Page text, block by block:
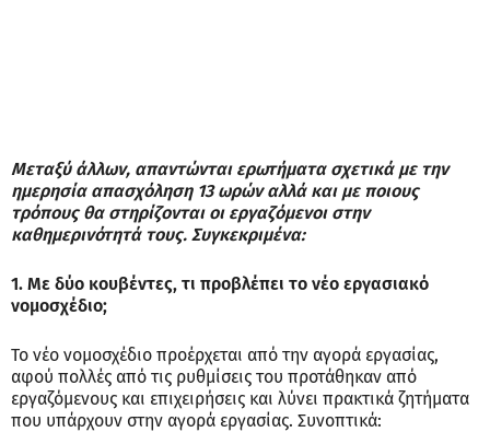
Μεταξύ άλλων, απαντώνται ερωτήματα σχετικά με την
ημερησία απασχόληση 13 ωρών αλλά και με ποιους
τρόπους θα στηρίζονται οι εργαζόμενοι στην
καθημερινότητά τους. Συγκεκριμένα:
1. Με δύο κουβέντες, τι προβλέπει το νέο εργασιακό
νομοσχέδιο;
Το νέο νομοσχέδιο προέρχεται από την αγορά εργασίας,
αφού πολλές από τις ρυθμίσεις του προτάθηκαν από
εργαζόμενους και επιχειρήσεις και λύνει πρακτικά ζητήματα
που υπάρχουν στην αγορά εργασίας. Συνοπτικά: